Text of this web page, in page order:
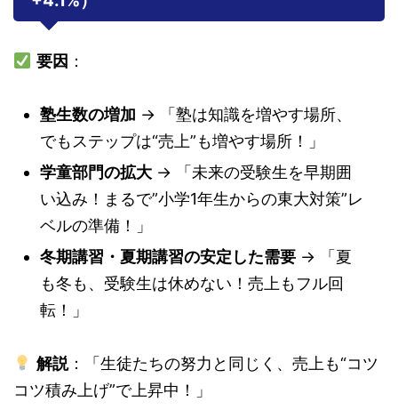
要因 ：
塾生数の増加 → 「塾は知識を増やす場所、
でもステップは“売上”も増やす場所！」
学童部門の拡大 → 「未来の受験生を早期囲
い込み！まるで”小学1年生からの東大対策”レ
ベルの準備！」
冬期講習・夏期講習の安定した需要 → 「夏
も冬も、受験生は休めない！売上もフル回
転！」
解説：「生徒たちの努力と同じく、売上も“コツ
コツ積み上げ”で上昇中！」